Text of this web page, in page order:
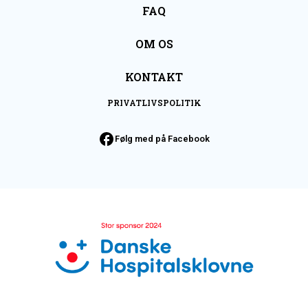
FAQ
OM OS
KONTAKT
PRIVATLIVSPOLITIK
Følg med på Facebook